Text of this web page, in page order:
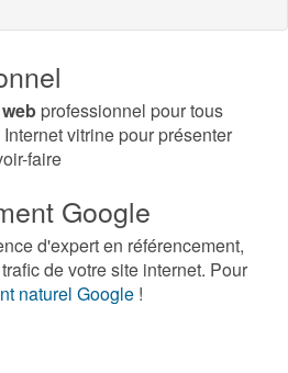
professionnel pour tous
vitrine pour présenter
faire
Google
d'expert en référencement,
de votre site internet. Pour
naturel Google !